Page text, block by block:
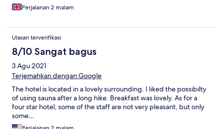
Perjalanan 2 malam
Ulasan terverifikasi
8/10 Sangat bagus
3 Agu 2021
Terjemahkan dengan Google
The hotel is located in a lovely surrounding. I liked the possibilty
of using sauna after a long hike. Breakfast was lovely. As for a
four star hotel, some of the staff are not very pleasant, but only
some…